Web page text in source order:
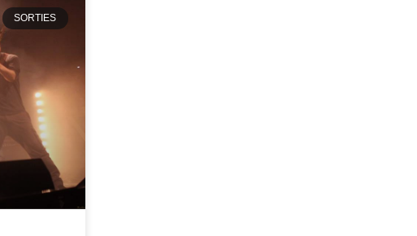
SORTIES